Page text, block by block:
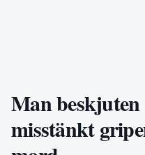
Man
misstänkt